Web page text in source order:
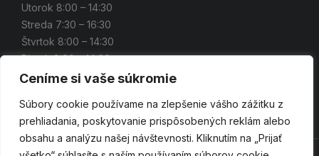
Ceníme si vaše súkromie
Súbory cookie používame na zlepšenie vášho zážitku z
prehliadania, poskytovanie prispôsobených reklám alebo
obsahu a analýzu našej návštevnosti. Kliknutím na „Prijať
Utorok 8:00 – 14:30
Streda 7:30 – 16:30
Štvrtok 8:00 – 14:30
Piatok 8:00 – 14:00